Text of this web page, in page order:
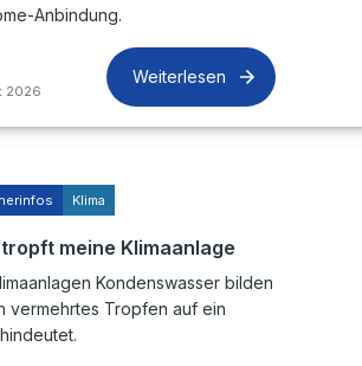
Anbindung.
2026
Weiterlesen
Klima
meine Klimaanlage
Kondenswasser bilden
vermehrtes Tropfen auf ein